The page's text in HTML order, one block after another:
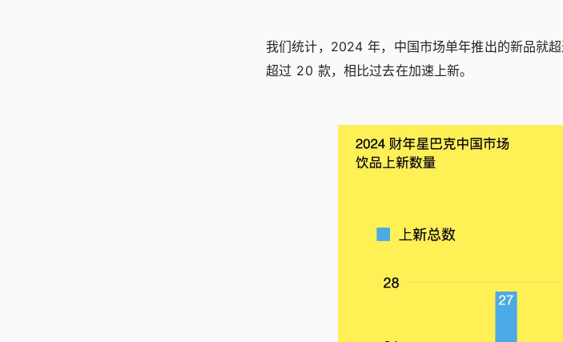
我们统计，2024 年，中国市场单年推出的新品就
超过 20 款，相比过去在加速上新。